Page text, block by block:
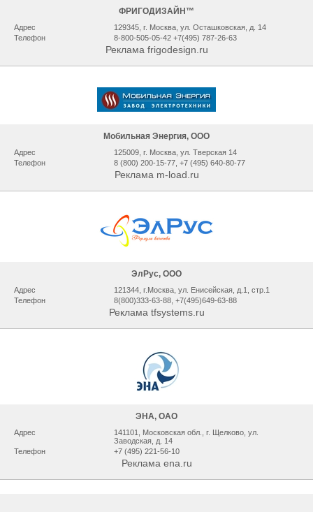
ФРИГОДИЗАЙН™
Адрес
129345, г. Москва, ул. Осташковская, д. 14
Телефон
8-800-505-05-42 +7(495) 787-26-63
Реклама frigodesign.ru
Мобильная Энергия, ООО
Адрес
125009, г. Москва, ул. Тверская 14
Телефон
8 (800) 200-15-77, +7 (495) 640-80-77
Реклама m-load.ru
ЭлРус, ООО
Адрес
121344, г.Москва, ул. Енисейская, д.1, стр.1
Телефон
8(800)333-63-88, +7(495)649-63-88
Реклама tfsystems.ru
ЭНА, ОАО
Адрес
141101, Московская обл., г. Щелково, ул.
Заводская, д. 14
Телефон
+7 (495) 221-56-10
Реклама ena.ru